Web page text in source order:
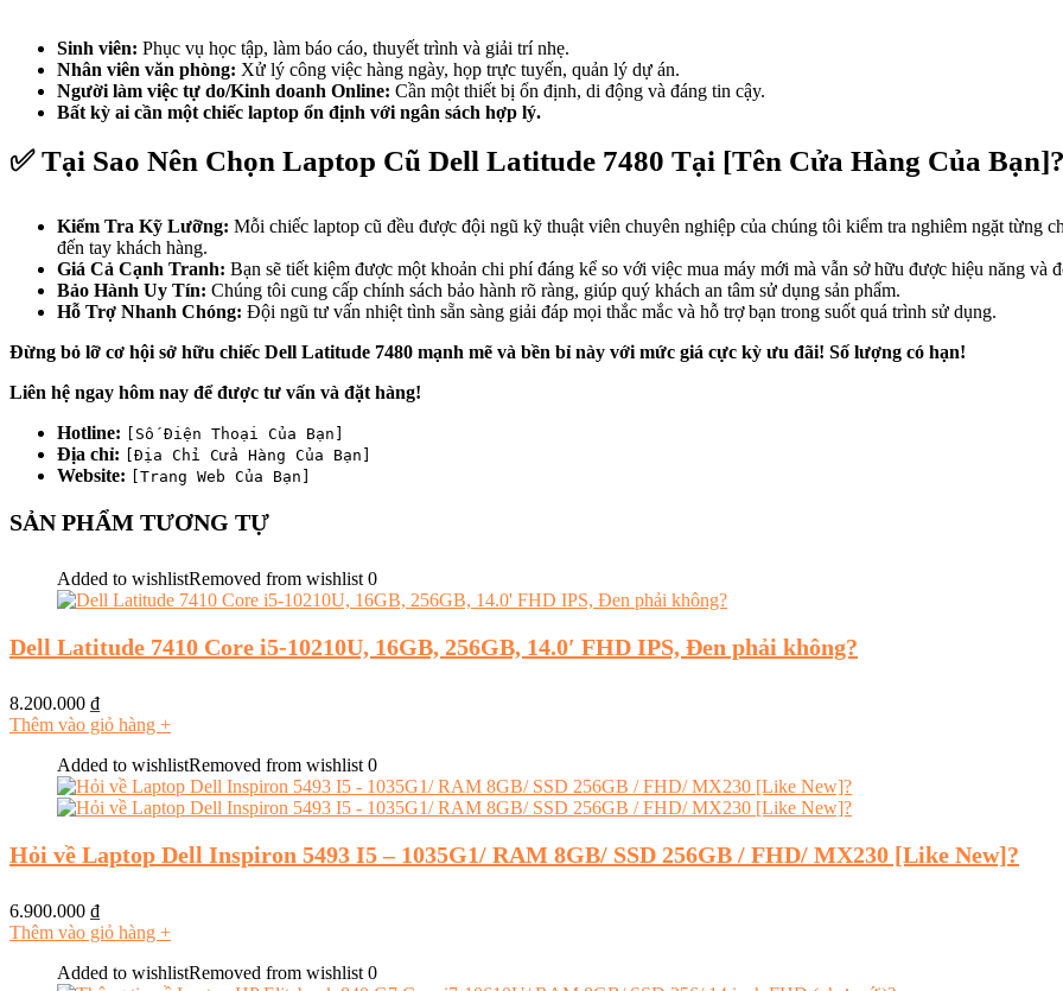
Sinh viên: Phục vụ học tập, làm báo cáo, thuyết trình và giải trí nhẹ.
Nhân viên văn phòng: Xử lý công việc hàng ngày, họp trực tuyến, quản lý dự án.
Người làm việc tự do/Kinh doanh Online: Cần một thiết bị ổn định, di động và đáng tin cậy.
Bất kỳ ai cần một chiếc laptop ổn định với ngân sách hợp lý.
✅Tại Sao Nên Chọn Laptop Cũ Dell Latitude 7480 Tại [Tên Cửa Hàng Của
Kiểm Tra Kỹ Lưỡng: Mỗi chiếc laptop cũ đều được đội ngũ kỹ thuật viên chuyên nghiệp của chúng tôi kiểm tra nghiêm ngặt từng
đến tay khách hàng.
Giá Cả Cạnh Tranh: Bạn sẽ tiết kiệm được một khoản chi phí đáng kể so với việc mua máy mới mà vẫn sở hữu được hiệu năng và
Bảo Hành Uy Tín: Chúng tôi cung cấp chính sách bảo hành rõ ràng, giúp quý khách an tâm sử dụng sản phẩm.
Hỗ Trợ Nhanh Chóng: Đội ngũ tư vấn nhiệt tình sẵn sàng giải đáp mọi thắc mắc và hỗ trợ bạn trong suốt quá trình sử dụng.
Đừng bỏ lỡ cơ hội sở hữu chiếc Dell Latitude 7480 mạnh mẽ và bền bỉ này với mức giá cực kỳ ưu đãi! Số lượng có hạn!
Liên hệ ngay hôm nay để được tư vấn và đặt hàng!
Hotline:
[Số Điện Thoại Của Bạn]
Địa chỉ: [Địa Chỉ Cửa Hàng Của Bạn]
Website: [Trang Web Của Bạn]
SẢN PHẨM TƯƠNG TỰ
Added to wishlistRemoved from wishlist 0
Dell Latitude 7410 Core i5-10210U, 16GB, 256GB, 14.0′ FHD IPS, Đen phải không?
8.200.000 ₫
Thêm vào giỏ hàng +
Added to wishlistRemoved from wishlist 0
Hỏi về Laptop Dell Inspiron 5493 I5 – 1035G1/ RAM 8GB/ SSD 256GB / FHD/ MX230 [Like New]?
6.900.000 ₫
Thêm vào giỏ hàng +
Added to wishlistRemoved from wishlist 0